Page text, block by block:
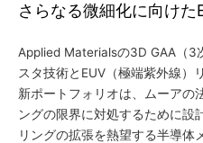
さらなる微細化に向け
Applied Materialsの3D GAA（3
スタ技術とEUV（極端紫外線）
新ポートフォリオは、ムーアの
ングの限界に対処するために設
リングの拡張を熱望する半導体